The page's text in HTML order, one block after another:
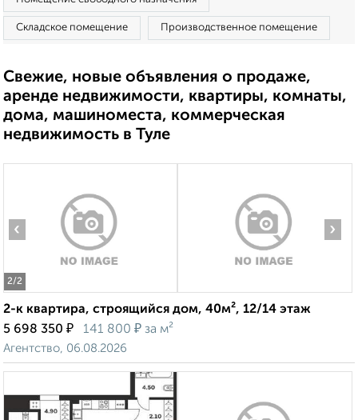
Складское помещение Производственное помещение
Свежие, новые объявления о продаже,
аренде недвижимости, квартиры, комнаты,
дома, машиноместа, коммерческая
недвижимость в Туле
2/2
‹ ›
2-к квартира, строящийся дом, 40м², 12/14 этаж
5 698 350 ₽ 141 800 ₽ за м²
Агентство, 06.08.2026